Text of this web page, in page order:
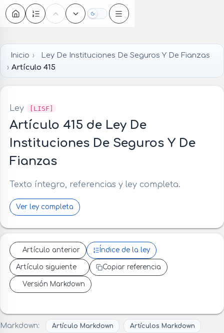
Oscuro
Inicio
Ley De Instituciones De Seguros Y De Fianzas
Artículo 415
Ley [LISF]
Artículo 415 de Ley De
Instituciones De Seguros Y De
Fianzas
Texto íntegro, referencias y ley completa.
Ver ley completa
Artículo anterior Índice de la ley
Artículo siguiente Copiar referencia
Versión Markdown
Markdown: Artículo Markdown Artículos Markdown